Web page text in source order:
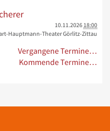
10.11.2026 18:00
Hauptmann-Theater Görlitz-Zittau
Vergangene Termine…
Kommende Termine…